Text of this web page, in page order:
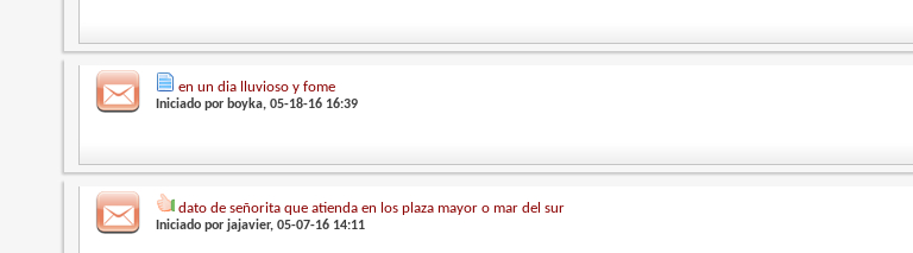
en un dia lluvioso y fome
Iniciado por boyka, 05-18-16 16:39
dato de señorita que atienda en los plaza mayor o mar del sur
Iniciado por jajavier, 05-07-16 14:11